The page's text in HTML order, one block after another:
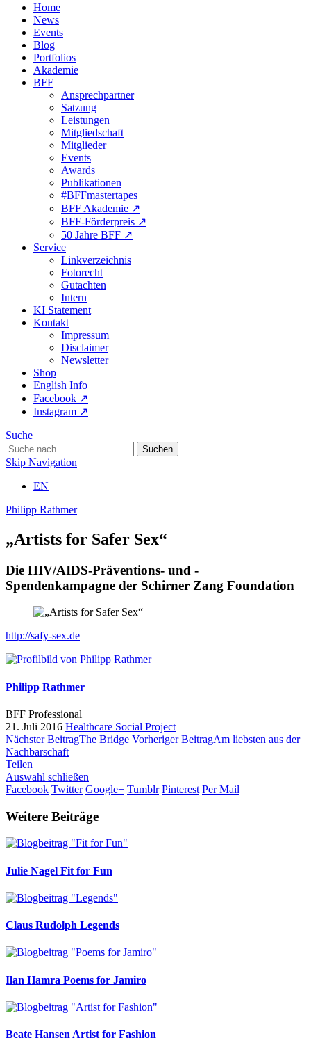
Home
News
Events
Blog
Portfolios
Akademie
BFF
Ansprechpartner
Satzung
Leistungen
Mitgliedschaft
Mitglieder
Events
Awards
Publikationen
#BFFmastertapes
BFF Akademie ↗︎
BFF-Förderpreis ↗︎
50 Jahre BFF ↗︎
Service
Linkverzeichnis
Fotorecht
Gutachten
Intern
KI Statement
Kontakt
Impressum
Disclaimer
Newsletter
Shop
English Info
Facebook ↗︎
Instagram ↗︎
Suche
Skip Navigation
EN
Philipp Rathmer
„Artists for Safer Sex“
Die HIV/AIDS-Präventions- und -
Spendenkampagne der Schirner Zang Foundation
http://safy-sex.de
Philipp Rathmer
BFF Professional
21. Juli 2016 Healthcare Social Project
Nächster BeitragThe Bridge Vorheriger BeitragAm liebsten aus der
Nachbarschaft
Teilen
Auswahl schließen
Facebook Twitter Google+ Tumblr Pinterest Per Mail
Weitere Beiträge
Julie Nagel Fit for Fun
Claus Rudolph Legends
Ilan Hamra Poems for Jamiro
Beate Hansen Artist for Fashion